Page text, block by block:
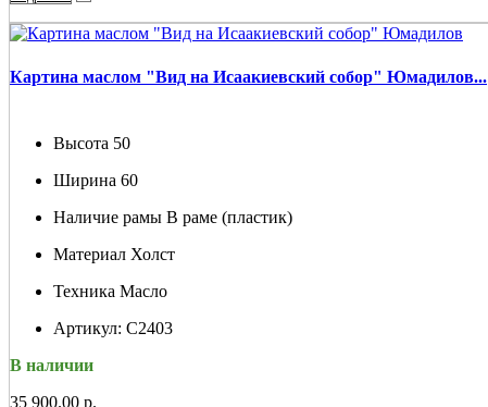
Картина маслом "Вид на Исаакиевский собор" Юмадилов...
Высота 50
Ширина 60
Наличие рамы В раме (пластик)
Материал Холст
Техника Масло
Артикул: С2403
В наличии
35 900.00 р.